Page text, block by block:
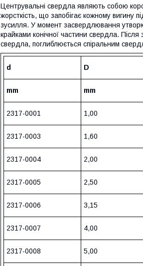
Центрувальні свердла являють собою
жорсткість, що запобігає кожному вигину
зусилля. У момент засвердлювання
крайками конічної частини свердла.
свердла, поглиблюється спіральним
d D
mm mm
2317-0001 1,00
2317-0003 1,60
2317-0004 2,00
2317-0005 2,50
2317-0006 3,15
2317-0007 4,00
2317-0008 5,00